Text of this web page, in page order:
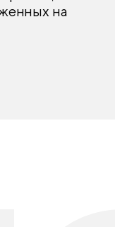
на